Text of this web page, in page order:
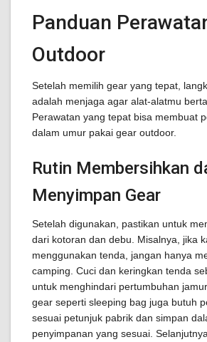
Panduan
Outdoor
Setelah memilih gear yang tepat,
adalah menjaga agar alat-alatmu
Perawatan yang tepat bisa membuat
dalam umur pakai gear outdoor.
Rutin Membersihkan
Menyimpan Gear
Setelah digunakan, pastikan untuk
dari kotoran dan debu. Misalnya, jika
menggunakan tenda, jangan hanya
camping. Cuci dan keringkan tenda
untuk menghindari pertumbuhan
gear seperti sleeping bag juga butuh
sesuai petunjuk pabrik dan simpan
penyimpanan yang sesuai.